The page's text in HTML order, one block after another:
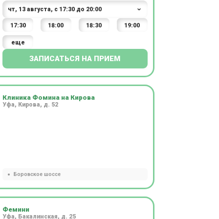
17:30 18:00 18:30 19:00
еще
ЗАПИСАТЬСЯ НА ПРИЕМ
Клиника Фомина на Кирова
Уфа, Кирова, д. 52
Боровское шоссе
Фемини
Уфа, Бакалинская, д. 25